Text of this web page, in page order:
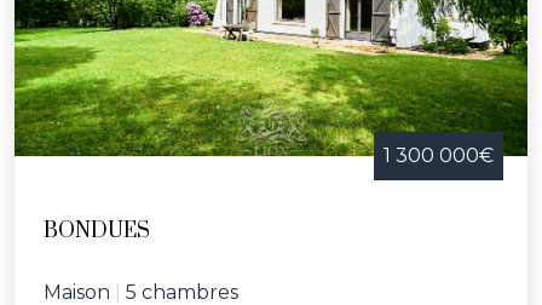
1 300 000€
BONDUES
Maison 5 chambres